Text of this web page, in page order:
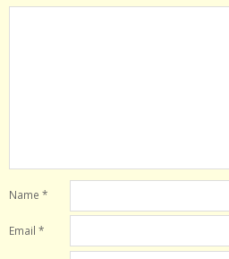
Name *
Email *